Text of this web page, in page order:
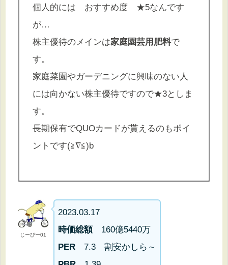
個人的には おすすめ度 ★5なんです
が…
株主優待のメインは家庭園芸用肥料で
す。
家庭菜園やガーデニングに興味のない人
には向かない株主優待ですので★3としま
す。
長期保有でQUOカードが貰えるのもポイ
ントです(≧∇≦)b
じーぴー01
2023.03.17
時価総額160億5440万
PER 7.3 割安かしら～